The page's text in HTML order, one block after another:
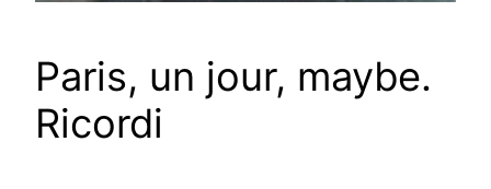
Paris, un jour, maybe.
Ricordi